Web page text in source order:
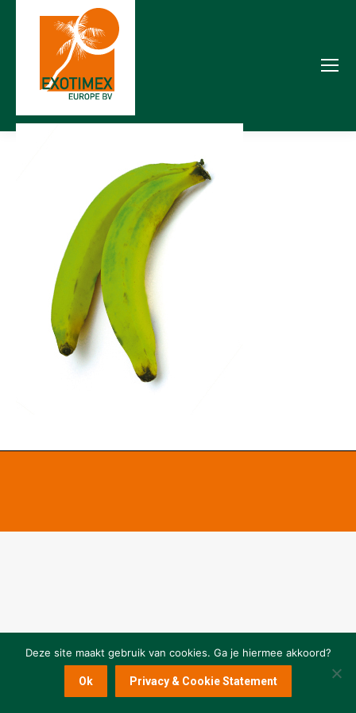
Deze site maakt gebruik van cookies. Ga je hiermee akkoord?
Ok Privacy & Cookie Statement